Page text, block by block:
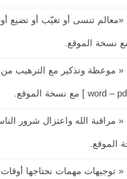
تنسى أو تغيّب أو تضيع
« موعظة وتذكير مع الترهيب
« مراقبة الله واعتزال شرور
توجيهات مهمات نحتاجها أوقات